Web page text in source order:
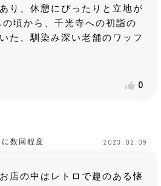
り、休憩にぴったりと立地が
頃から、千光寺への初詣の
た、馴染み深い老舗のワッフ
0
に数回程度 2023.02.09
店の中はレトロで趣のある懐